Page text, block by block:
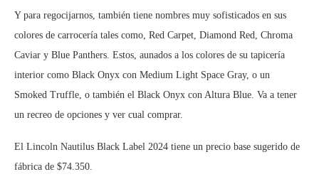
Y para regocijarnos, también tiene nombres muy sofisticados en sus
colores de carrocería tales como, Red Carpet, Diamond Red, Chroma
Caviar y Blue Panthers. Estos, aunados a los colores de su tapicería
interior como Black Onyx con Medium Light Space Gray, o un
Smoked Truffle, o también el Black Onyx con Altura Blue. Va a tener
un recreo de opciones y ver cual comprar.
El Lincoln Nautilus Black Label 2024 tiene un precio base sugerido de
fábrica de $74.350.